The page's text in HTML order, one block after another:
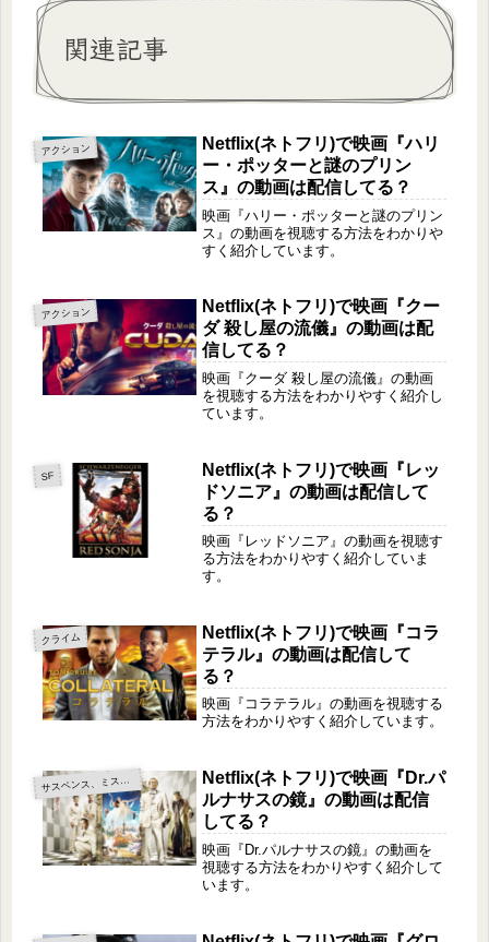
関連記事
アクション
Netflix(ネトフリ)で映画『ハリ
ー・ポッターと謎のプリン
ス』の動画は配信してる？
映画『ハリー・ポッターと謎のプリン
ス』の動画を視聴する方法をわかりや
すく紹介しています。
アクション
Netflix(ネトフリ)で映画『クー
ダ 殺し屋の流儀』の動画は配
信してる？
映画『クーダ 殺し屋の流儀』の動画
を視聴する方法をわかりやすく紹介し
ています。
SF
Netflix(ネトフリ)で映画『レッ
ドソニア』の動画は配信して
る？
映画『レッドソニア』の動画を視聴す
る方法をわかりやすく紹介していま
す。
クライム
Netflix(ネトフリ)で映画『コラ
テラル』の動画は配信して
る？
映画『コラテラル』の動画を視聴する
方法をわかりやすく紹介しています。
サ
スペンス、ミステリー
Netflix(ネトフリ)で映画『Dr.パ
ルナサスの鏡』の動画は配信
してる？
映画『Dr.パルナサスの鏡』の動画を
視聴する方法をわかりやすく紹介して
います。